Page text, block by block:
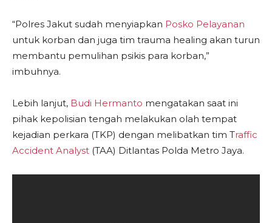
“Polres Jakut sudah menyiapkan Posko Pelayanan
untuk korban dan juga tim trauma healing akan turun
membantu pemulihan psikis para korban,”
imbuhnya.
Lebih lanjut, Budi Hermanto mengatakan saat ini
pihak kepolisian tengah melakukan olah tempat
kejadian perkara (TKP) dengan melibatkan tim Traffic
Accident Analyst (TAA) Ditlantas Polda Metro Jaya.